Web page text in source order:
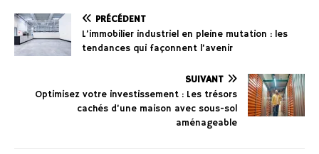
PRÉCÉDENT
L’immobilier industriel en pleine mutation : les
tendances qui façonnent l’avenir
SUIVANT
Optimisez votre investissement : Les trésors
cachés d’une maison avec sous-sol
aménageable